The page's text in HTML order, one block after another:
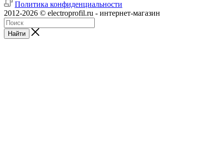
Политика конфиденциальности
2012-2026 © electroprofil.ru - интернет-магазин
Найти